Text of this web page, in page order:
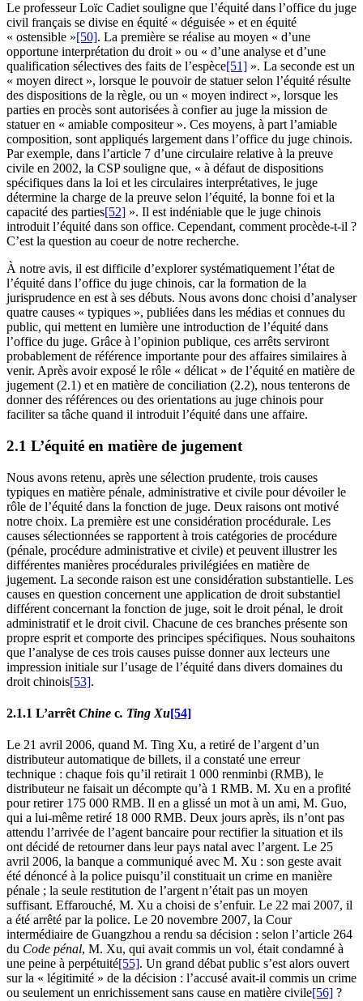
Le professeur Loïc Cadiet souligne que l’équité dans l’office du juge
civil français se divise en équité « déguisée » et en équité
« ostensible »[50]. La première se réalise au moyen « d’une
opportune interprétation du droit » ou « d’une analyse et d’une
qualification sélectives des faits de l’espèce[51] ». La seconde est un
« moyen direct », lorsque le pouvoir de statuer selon l’équité résulte
des dispositions de la règle, ou un « moyen indirect », lorsque les
parties en procès sont autorisées à confier au juge la mission de
statuer en « amiable compositeur ». Ces moyens, à part l’amiable
composition, sont appliqués largement dans l’office du juge chinois.
Par exemple, dans l’article 7 d’une circulaire relative à la preuve
civile en 2002, la CSP souligne que, « à défaut de dispositions
spécifiques dans la loi et les circulaires interprétatives, le juge
détermine la charge de la preuve selon l’équité, la bonne foi et la
capacité des parties[52] ». Il est indéniable que le juge chinois
introduit l’équité dans son office. Cependant, comment procède-t-il ?
C’est la question au coeur de notre recherche.
À notre avis, il est difficile d’explorer systématiquement l’état de
l’équité dans l’office du juge chinois, car la formation de la
jurisprudence en est à ses débuts. Nous avons donc choisi d’analyser
quatre causes « typiques », publiées dans les médias et connues du
public, qui mettent en lumière une introduction de l’équité dans
l’office du juge. Grâce à l’opinion publique, ces arrêts serviront
probablement de référence importante pour des affaires similaires à
venir. Après avoir exposé le rôle « délicat » de l’équité en matière de
jugement (2.1) et en matière de conciliation (2.2), nous tenterons de
donner des références ou des orientations au juge chinois pour
faciliter sa tâche quand il introduit l’équité dans une affaire.
2.1 L’équité en matière de jugement
Nous avons retenu, après une sélection prudente, trois causes
typiques en matière pénale, administrative et civile pour dévoiler le
rôle de l’équité dans la fonction de juge. Deux raisons ont motivé
notre choix. La première est une considération procédurale. Les
causes sélectionnées se rapportent à trois catégories de procédure
(pénale, procédure administrative et civile) et peuvent illustrer les
différentes manières procédurales privilégiées en matière de
jugement. La seconde raison est une considération substantielle. Les
causes en question concernent une application de droit substantiel
différent concernant la fonction de juge, soit le droit pénal, le droit
administratif et le droit civil. Chacune de ces branches présente son
propre esprit et comporte des principes spécifiques. Nous souhaitons
que l’analyse de ces trois causes puisse donner aux lecteurs une
impression initiale sur l’usage de l’équité dans divers domaines du
droit chinois[53].
2.1.1 L’arrêt Chine c. Ting Xu[54]
Le 21 avril 2006, quand M. Ting Xu, a retiré de l’argent d’un
distributeur automatique de billets, il a constaté une erreur
technique : chaque fois qu’il retirait 1 000 renminbi (RMB), le
distributeur ne faisait un décompte qu’à 1 RMB. M. Xu en a profité
pour retirer 175 000 RMB. Il en a glissé un mot à un ami, M. Guo,
qui a lui-même retiré 18 000 RMB. Deux jours après, ils n’ont pas
attendu l’arrivée de l’agent bancaire pour rectifier la situation et ils
ont décidé de retourner dans leur pays natal avec l’argent. Le 25
avril 2006, la banque a communiqué avec M. Xu : son geste avait
été dénoncé à la police puisqu’il constituait un crime en manière
pénale ; la seule restitution de l’argent n’était pas un moyen
suffisant. Effarouché, M. Xu a choisi de s’enfuir. Le 22 mai 2007, il
a été arrêté par la police. Le 20 novembre 2007, la Cour
intermédiaire de Guangzhou a rendu sa décision : selon l’article 264
du Code pénal, M. Xu, qui avait commis un vol, était condamné à
une peine à perpétuité[55]. Un grand débat public s’est alors ouvert
sur la « légitimité » de la décision : l’accusé avait-il commis un crime
ou seulement un enrichissement sans cause en matière civile[56] ?